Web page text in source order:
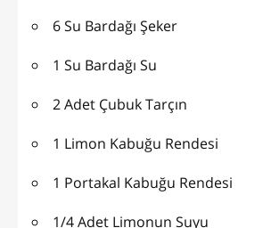
6 Su Bardağı Şeker
1 Su Bardağı Su
2 Adet Çubuk Tarçın
1 Limon Kabuğu Rendesi
1 Portakal Kabuğu Rendesi
1/4 Adet Limonun Suyu